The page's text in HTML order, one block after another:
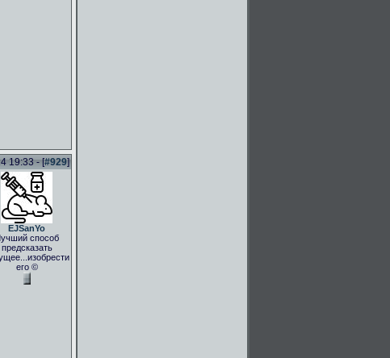
19:33 - [#929]
EJSanYo
способ
предсказать
его ©